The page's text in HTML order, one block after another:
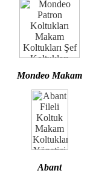
Mondeo Makam
Abant